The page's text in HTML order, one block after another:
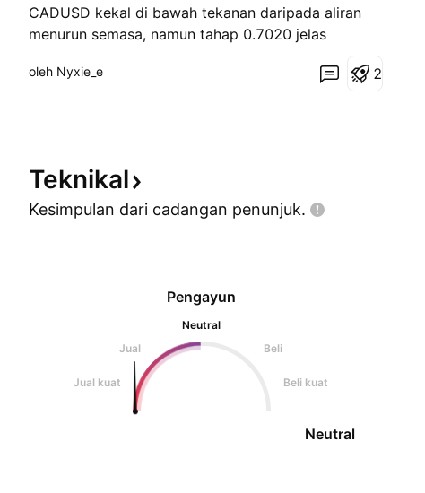
CADUSD kekal di bawah tekanan daripada aliran
menurun semasa, namun tahap 0.7020 jelas
berlegar sekitar 0.7046, terletak di antara zon
n
g
oleh Nyxie_e 2
Teknikal
Kesimpulan dari cadangan penunjuk.
Pengayun
Neutral
Jual
Beli
Jual kuat Beli kuat
Neutral